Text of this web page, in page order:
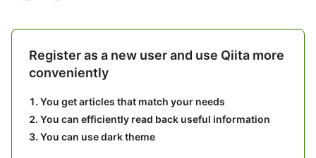
Register as a new user and use Qiita more
conveniently
You get articles that match your needs
You can efficiently read back useful information
You can use dark theme